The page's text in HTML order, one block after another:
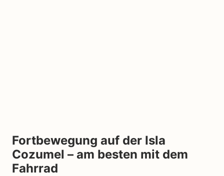
Fortbewegung auf der Isla
Cozumel – am besten mit dem
Fahrrad